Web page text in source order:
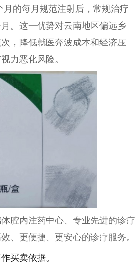
的每月规范注射后，常规治疗
。这一优势对云南地区偏远乡
，降低就医奔波成本和经济压
力恶化风险。
腔内注药中心、专业先进的诊疗
、更便捷、更安心的诊疗服务。
买卖依据。